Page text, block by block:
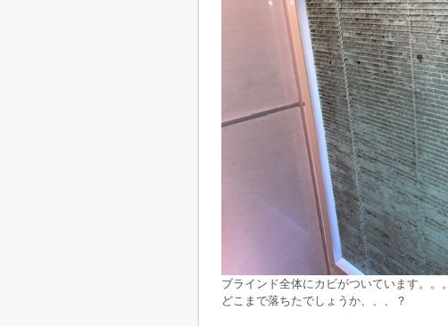
ブラインド全体にカビがついています。。。
どこまで落ちたでしょうか、、、？